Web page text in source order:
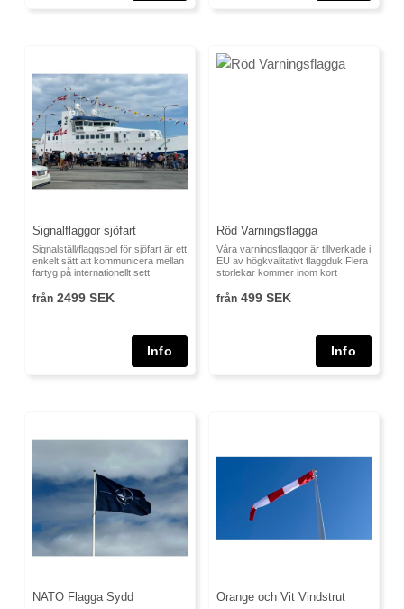
Signalflaggor sjöfart
Signalställ/flaggspel för sjöfart är ett
enkelt sätt att kommunicera mellan
fartyg på internationellt sett.
från 2499 SEK
Röd Varningsflagga
Våra varningsflaggor är tillverkade i
EU av högkvalitativt flaggduk.Flera
storlekar kommer inom kort
från 499 SEK
NATO Flagga Sydd Orange och Vit Vindstrut